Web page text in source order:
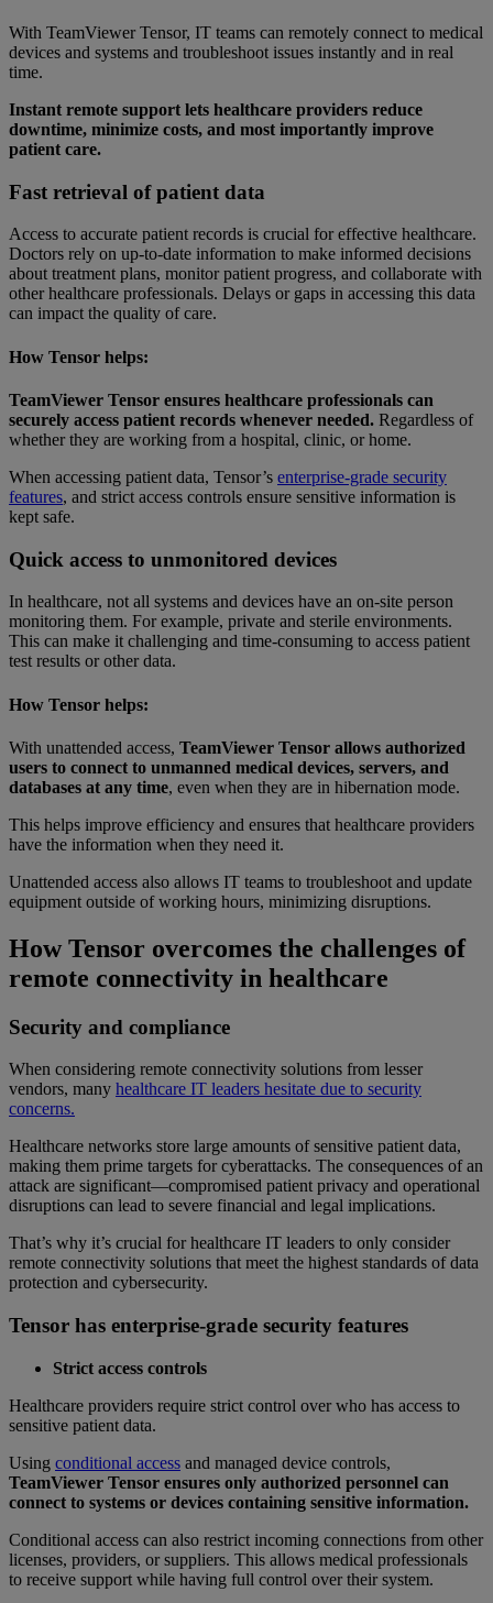
With TeamViewer Tensor, IT teams can remotely connect to medical
devices and systems and troubleshoot issues instantly and in real
time.
Instant remote support lets healthcare providers reduce
downtime, minimize costs, and most importantly improve
patient care.
Fast retrieval of patient data
Access to accurate patient records is crucial for effective healthcare.
Doctors rely on up-to-date information to make informed decisions
about treatment plans, monitor patient progress, and collaborate with
other healthcare professionals. Delays or gaps in accessing this data
can impact the quality of care.
How Tensor helps:
TeamViewer Tensor ensures healthcare professionals can
securely access patient records whenever needed. Regardless of
whether they are working from a hospital, clinic, or home.
When accessing patient data, Tensor’s enterprise-grade security
features, and strict access controls ensure sensitive information is
kept safe.
Quick access to unmonitored devices
In healthcare, not all systems and devices have an on-site person
monitoring them. For example, private and sterile environments.
This can make it challenging and time-consuming to access patient
test results or other data.
How Tensor helps:
With unattended access, TeamViewer Tensor allows authorized
users to connect to unmanned medical devices, servers, and
databases at any time, even when they are in hibernation mode.
This helps improve efficiency and ensures that healthcare providers
have the information when they need it.
Unattended access also allows IT teams to troubleshoot and update
equipment outside of working hours, minimizing disruptions.
How Tensor overcomes the challenges of
remote connectivity in healthcare
Security and compliance
When considering remote connectivity solutions from lesser
vendors, many healthcare IT leaders hesitate due to security
concerns.
Healthcare networks store large amounts of sensitive patient data,
making them prime targets for cyberattacks. The consequences of an
attack are significant—compromised patient privacy and operational
disruptions can lead to severe financial and legal implications.
That’s why it’s crucial for healthcare IT leaders to only consider
remote connectivity solutions that meet the highest standards of data
protection and cybersecurity.
Tensor has enterprise-grade security features
Strict access controls
Healthcare providers require strict control over who has access to
sensitive patient data.
Using conditional access and managed device controls,
TeamViewer Tensor ensures only authorized personnel can
connect to systems or devices containing sensitive information.
Conditional access can also restrict incoming connections from other
licenses, providers, or suppliers. This allows medical professionals
to receive support while having full control over their system.